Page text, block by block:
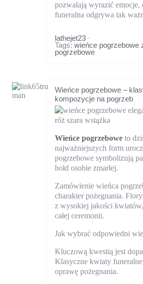
pozwalają wyrazić
funeralna odgrywa tak
lathejet23 ·
Tags: wieńce pogrzebowe
pogrzebowe
Wieńce pogrzebowe –
kompozycje na pogrzeb
Wieńce pogrzebowe to
najważniejszych form
pogrzebowe symbolizują
hołd osobie zmarłej.
Zamówienie wieńca
charakter pożegnania.
z wysokiej jakości
całej ceremonii.
Jak wybrać odpowiedni
Kluczową kwestią jest
Klasyczne kwiaty
oprawę pożegnania.